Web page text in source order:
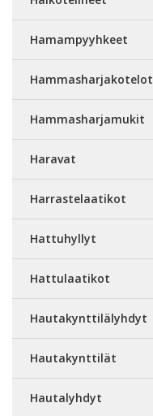
Hamampyyhkeet
Hammasharjakotelot
Hammasharjamukit
Haravat
Harrastelaatikot
Hattuhyllyt
Hattulaatikot
Hautakynttilälyhdyt
Hautakynttilät
Hautalyhdyt